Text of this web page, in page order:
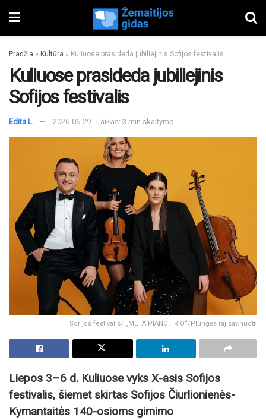
Pradžia » Kultūra » Kuliuose prasideda jubiliejinis Sofijos festivalis
Kuliuose prasideda jubiliejinis
Sofijos festivalis
Edita L. 2026-06-29 Laikas: 3 min skaitymo
Sorijos festivalis/ „META PIANO TRIO“/Plungės raj.sav.nuotr.
Liepos 3–6 d. Kuliuose vyks X-asis Sofijos
festivalis, šiemet skirtas Sofijos Čiurlionienės-
Kymantaitės 140-osioms gimimo